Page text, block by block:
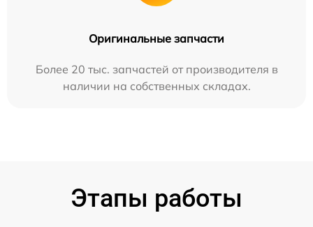
Оригинальные запчасти
Более 20 тыс. запчастей от производителя в
наличии на собственных складах.
Этапы работы